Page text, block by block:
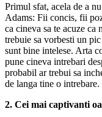
Primul sfat, acela de a
Adams: Fii concis, fii
ca cineva sa te acuze
trebuie sa vorbesti un
sunt bine intelese. Arta
pune cineva intrebari
probabil ar trebui sa
de langa tine o intrebare.
2. Cei mai captivanti